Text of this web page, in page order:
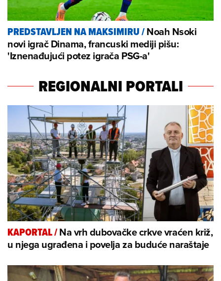
PREDSTAVLJEN NA MAKSIMIRU/Noah Nsoki
novi igrač Dinama, francuski mediji pišu:
'Iznenađujući potez igrača PSG-a'
REGIONALNI PORTALI
KAPORTAL/Na vrh dubovačke crkve vraćen križ,
u njega ugrađena i povelja za buduće naraštaje